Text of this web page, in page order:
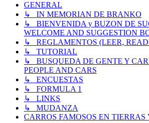
GENERAL
↳ IN MEMORIAN DE BRANKO
↳ BIENVENIDA y BUZON DE
WELCOME AND SUGGESTION
↳ REGLAMENTOS (LEER,
↳ TUTORIAL
↳ BUSQUEDA DE GENTE Y
PEOPLE AND CARS
↳ ENCUESTAS
↳ FORMULA 1
↳ LINKS
↳ MUDANZA
CARROS FAMOSOS EN